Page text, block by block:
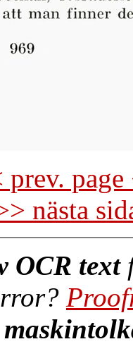
prev.
nästa
OCR text